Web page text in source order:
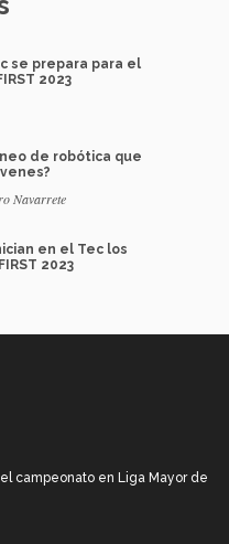
se prepara para el
2023
de robótica que
Navarrete
en el Tec los
2023
campeonato en Liga Mayor de